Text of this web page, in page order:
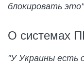
блокировать
О системах
"У Украины есть